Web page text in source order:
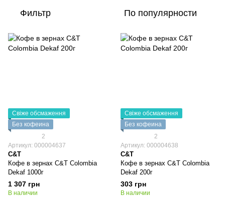
Фильтр По популярности
Свіже обсмаження
Без кофеина
2
Артикул: 000004637
C&T
Кофе в зернах C&T Colombia
Dekaf 1000г
1 307 грн
В наличии
Свіже обсмаження
Без кофеина
2
Артикул: 000004638
C&T
Кофе в зернах C&T Colombia
Dekaf 200г
303 грн
В наличии